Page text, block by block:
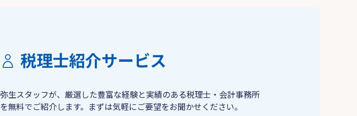
税理士紹介サービス
弥生スタッフが、厳選した豊富な経験と実績のある税理士・会計事務所
を無料でご紹介します。まずは気軽にご要望をお聞かせください。